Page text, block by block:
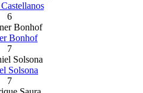
6
Bonhof
7
Solsona
7